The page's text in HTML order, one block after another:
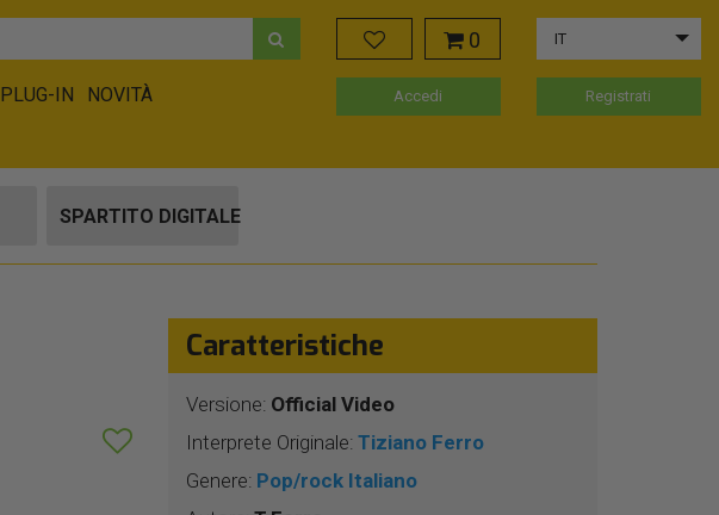
PLUG-IN
NOVITÀ
0 IT
Accedi Registrati
SPARTITO DIGITALE
Caratteristiche
Versione: Official Video
Interprete Originale: Tiziano Ferro
Genere: Pop/rock Italiano